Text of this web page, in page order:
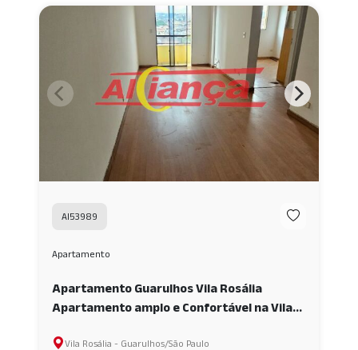
AI53989
Apartamento
Apartamento Guarulhos Vila Rosália
Apartamento amplo e Confortável na Vila
Vila Rosália - Guarulhos/São Paulo